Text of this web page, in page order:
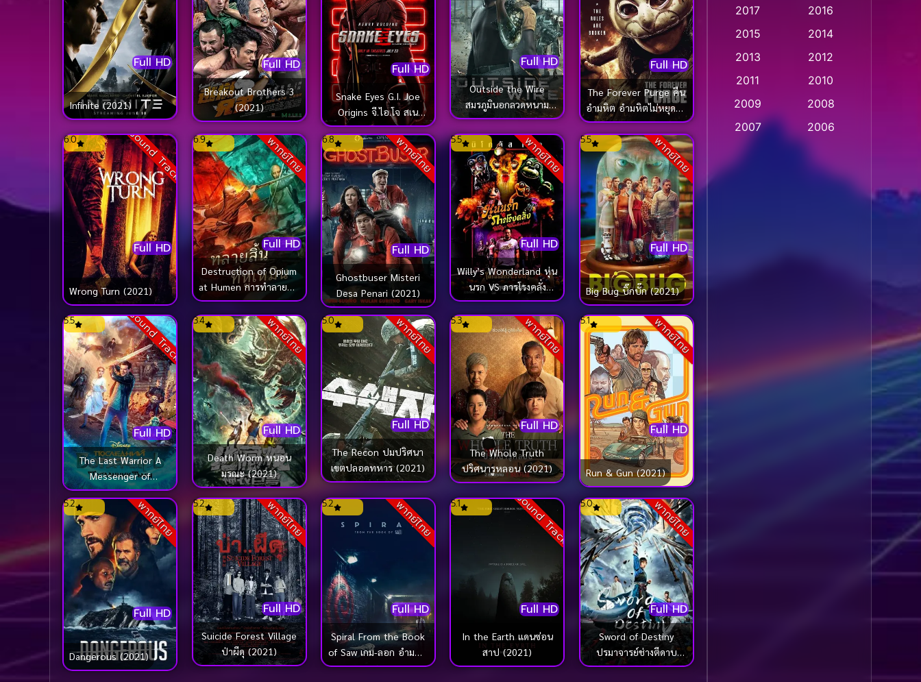
Full HD
Infinite (2021)
Full HD
Breakout Brothers 3
(2021)
Full HD
Snake Eyes G.I. Joe
Origins จี.ไอ.โจ สเน
คอายส์ (2021)
Full HD
Outside the Wire
สมรภูมินอกลวดหนาม
(2021)
Full HD
The Forever Purge คืน
อำมหิต อำมหิตไม่หยุดฆ่า
(2021)
Sound Track
Full HD
6.0
Wrong Turn (2021)
พากย์ไทย
Full HD
6.9
Destruction of Opium
at Humen การทำลายฝิ่น
ที่หูหมืน (2021)
พากย์ไทย
Full HD
6.8
Ghostbuser Misteri
Desa Penari (2021)
พากย์ไทย
Full HD
5.5
Willy’s Wonderland หุ่น
นรก VS ภารโรงคลั่ง
(2021)
พากย์ไทย
Full HD
5.5
Big Bug บิ๊กบั๊ก (2021)
Sound Track
Full HD
5.5
The Last Warrior A
Messenger of
Darkness (2021)
พากย์ไทย
Full HD
3.4
Death Worm หนอน
มรณะ (2021)
พากย์ไทย
Full HD
5.0
The Recon ปมปริศนา
เขตปลอดทหาร (2021)
พากย์ไทย
Full HD
5.3
The Whole Truth
ปริศนารูหลอน (2021)
พากย์ไทย
Full HD
5.1
Run & Gun (2021)
พากย์ไทย
Full HD
5.2
Dangerous (2021)
พากย์ไทย
Full HD
5.2
Suicide Forest Village
ป่าผีดุ (2021)
พากย์ไทย
Full HD
5.2
Spiral From the Book
of Saw เกม-ลอก อำมหิต
(2021)
Sound Track
Full HD
5.1
In the Earth แดนซ่อน
สาป (2021)
พากย์ไทย
Full HD
5.0
Sword of Destiny
ปรมาจารย์ช่างตีดาบ
(2021)
Anthology (2)
Apple TV (20)
Apple TV+
Based on a True Story
สร้างจากเรื่องจริง(2)
Biography ชีวประวัติ
2017
2016
2015
2014
2013
2012
2011
2010
2009
2008
2007
2006
2005
2002
1985